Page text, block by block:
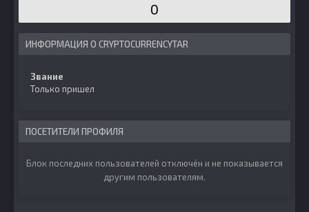
0
ИНФОРМАЦИЯ О CRYPTOCURRENCYTAR
Звание
Только пришел
ПОСЕТИТЕЛИ ПРОФИЛЯ
Блок последних пользователей отключён и не показывается
другим пользователям.